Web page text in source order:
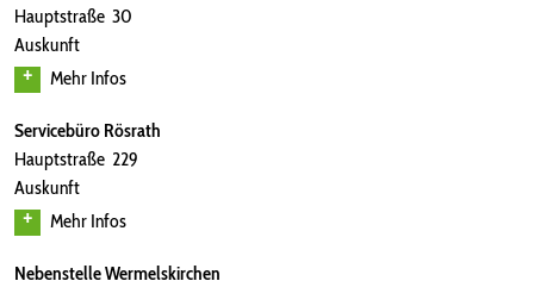
Hauptstraße 30
Auskunft
Mehr Infos
Servicebüro Rösrath
Hauptstraße 229
Auskunft
Mehr Infos
Nebenstelle Wermelskirchen